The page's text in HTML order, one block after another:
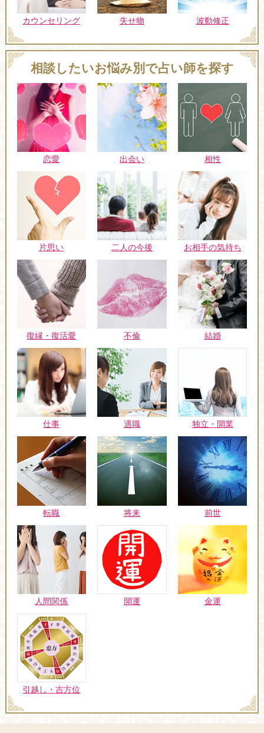
カウンセリング 失せ物 波動修正
相談したいお悩み別で占い師を探す
恋愛 出会い 相性
片思い 二人の今後 お相手の気持ち
復縁・復活愛 不倫 結婚
仕事 適職 独立・開業
転職 将来 前世
人間関係 開運 金運
引越し・吉方位